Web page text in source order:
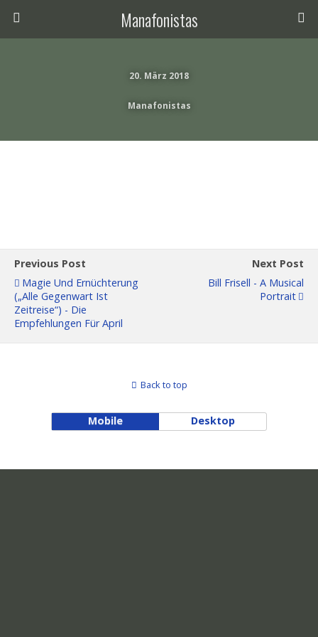
Manafonistas
20. März 2018
Manafonistas
Previous Post
Magie Und Ernüchterung
(„alle Gegenwart Ist
Zeitreise“) - Die
Empfehlungen Für April
Next Post
Bill Frisell - A Musical
Portrait
Back to top
Mobile Desktop